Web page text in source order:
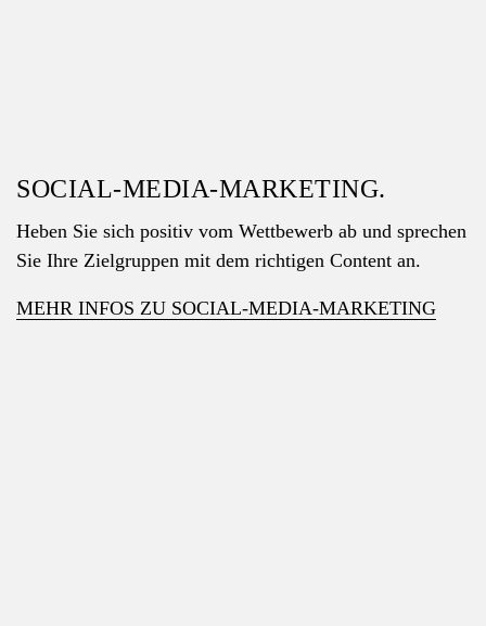
SOCIAL-MEDIA-MARKETING.
Heben Sie sich positiv vom Wettbewerb ab und sprechen
Sie Ihre Zielgruppen mit dem richtigen Content an.
MEHR INFOS ZU SOCIAL-MEDIA-MARKETING